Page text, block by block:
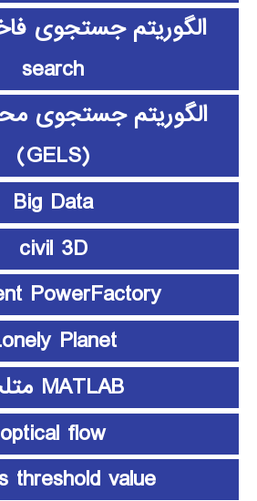
search
الگوریتم جستجوی
(GELS)
Big Data
civil 3D
PowerFactory
Planet
MATLAB متلب
optical flow
threshold value